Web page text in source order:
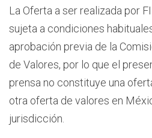
La Oferta a ser realizada por
sujeta a condiciones
aprobación previa de la
de Valores, por lo que el
prensa no constituye una
otra oferta de valores en
jurisdicción.